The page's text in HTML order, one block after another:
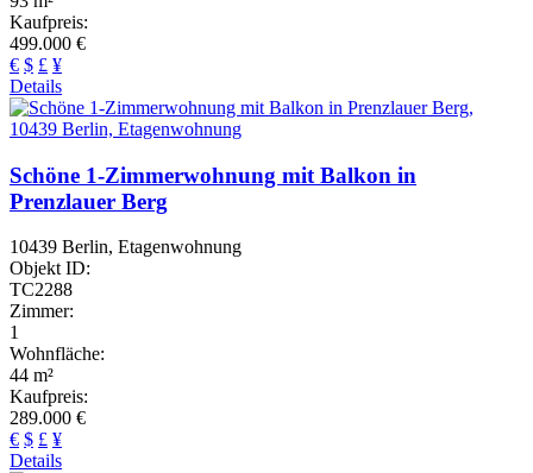
Kaufpreis:
499.000 €
€ $ £ ¥
Details
Schöne 1-Zimmerwohnung mit Balkon in
Prenzlauer Berg
10439 Berlin, Etagenwohnung
Objekt ID:
TC2288
Zimmer:
1
Wohnfläche:
44 m²
Kaufpreis:
289.000 €
€ $ £ ¥
Details